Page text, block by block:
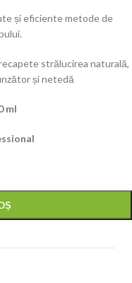
și eficiente metode de
strălucirea naturală,
și netedă
ml